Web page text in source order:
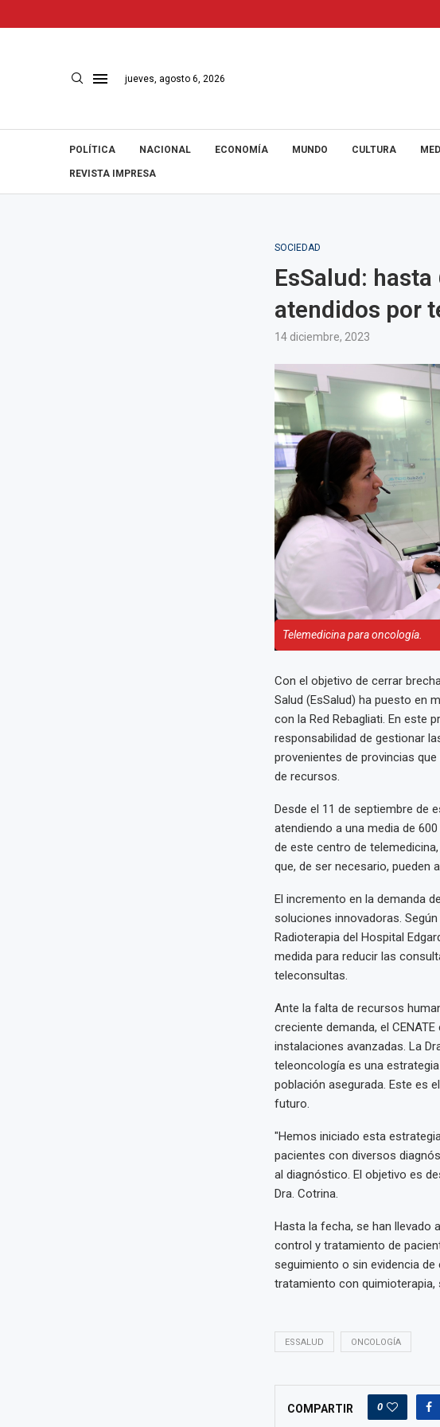
jueves, agosto 6, 2026
POLÍTICA NACIONAL ECONOMÍA MUNDO CULTURA
REVISTA IMPRESA
SOCIEDAD
EsSalud:
atendidos por
14 diciembre, 2023
Telemedicina para oncología.
Con el objetivo de cerrar
Salud (EsSalud) ha puesto en
con la Red Rebagliati. En este
responsabilidad de gestionar
provenientes de provincias
de recursos.
Desde el 11 de septiembre de
atendiendo a una media de
de este centro de
que, de ser necesario, pueden
El incremento en la demanda
soluciones innovadoras.
Radioterapia del Hospital
medida para reducir las
teleconsultas.
Ante la falta de recursos
creciente demanda, el
instalaciones avanzadas. La
teleoncología es una
población asegurada. Este es
futuro.
"Hemos iniciado esta
pacientes con diversos
al diagnóstico. El objetivo es
Dra. Cotrina.
Hasta la fecha, se han llevado
control y tratamiento de
seguimiento o sin evidencia
tratamiento con quimioterapia,
ESSALUD ONCOLOGÍA
COMPARTIR 0